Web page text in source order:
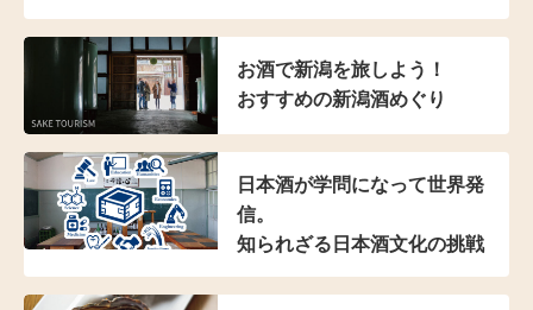
お酒で新潟を旅しよう！
おすすめの新潟酒めぐり
日本酒が学問になって世界発
信。
知られざる日本酒文化の挑戦